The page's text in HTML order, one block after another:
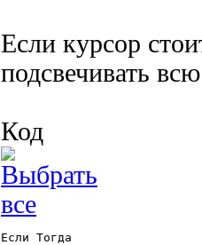
Если курсор
подсвечивать
Код
Если Тогда